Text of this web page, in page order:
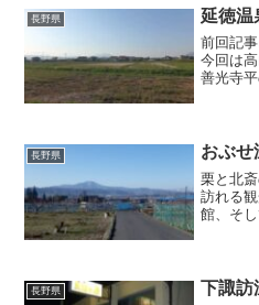
にしま
ール平
長野県 延徳温
前回記
今回は
善光寺
工工場
長野県 おぶ
栗と北
訪れる
館、そ
りんご
長野県 下諏